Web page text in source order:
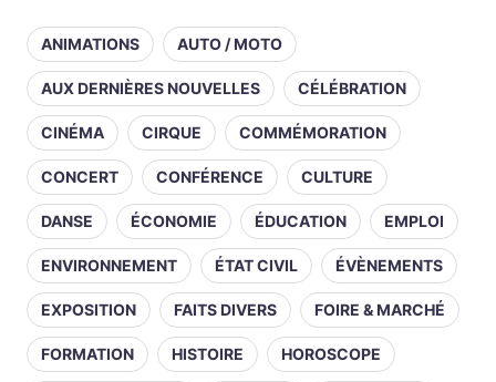
ANIMATIONS AUTO / MOTO
AUX DERNIÈRES NOUVELLES CÉLÉBRATION
CINÉMA CIRQUE COMMÉMORATION
CONCERT CONFÉRENCE CULTURE
DANSE ÉCONOMIE ÉDUCATION EMPLOI
ENVIRONNEMENT ÉTAT CIVIL ÉVÈNEMENTS
EXPOSITION FAITS DIVERS FOIRE & MARCHÉ
FORMATION HISTOIRE HOROSCOPE